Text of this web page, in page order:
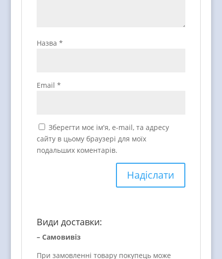
Назва *
Email *
Зберегти моє ім'я, e-mail, та адресу
сайту в цьому браузері для моїх
подальших коментарів.
Види доставки:
– Самовивіз
При замовленні товару покупець може